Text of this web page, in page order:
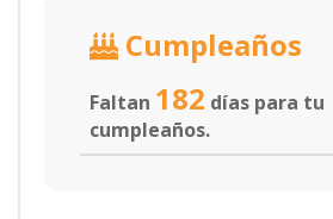
Cumpleaños
Faltan 182 días para tu
cumpleaños.